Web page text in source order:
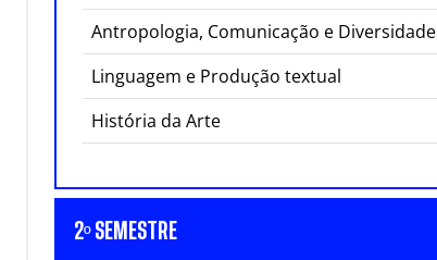
Antropologia, Comunicação e Diversidade
Linguagem e Produção textual
História da Arte
2º SEMESTRE